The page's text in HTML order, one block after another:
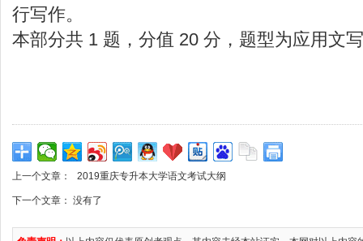
行写作。
本部分共 1 题，分值 20 分，题型为应用文
上一个文章： 2019重庆专升本大学语文考试大纲
下一个文章： 没有了